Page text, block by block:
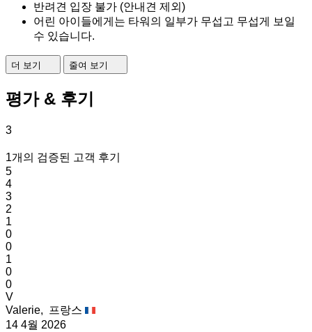
반려견 입장 불가 (안내견 제외)
어린 아이들에게는 타워의 일부가 무섭고 무섭게 보일
수 있습니다.
더 보기 줄여 보기
평가 & 후기
3
1개의 검증된 고객 후기
5
4
3
2
1
0
0
1
0
0
V
Valerie,
프랑스
14 4월 2026